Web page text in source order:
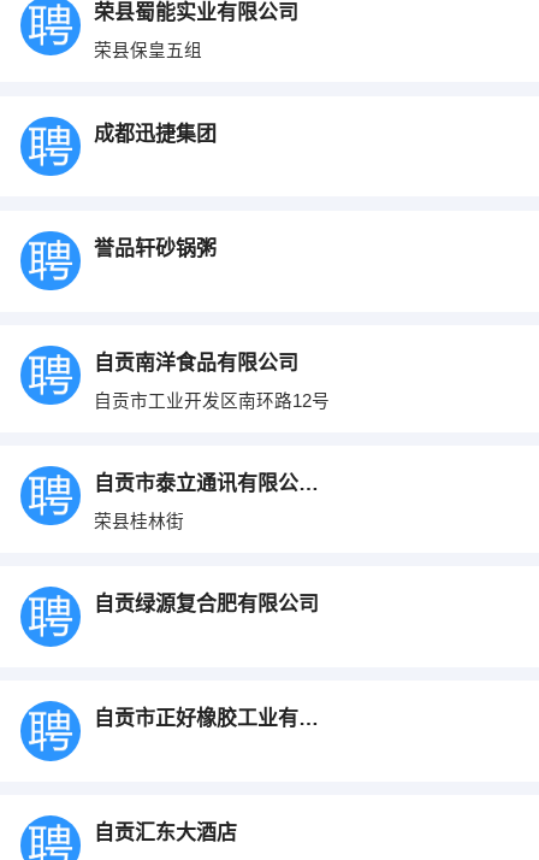
荣县蜀能实业有限公司
荣县保皇五组
成都迅捷集团
誉品轩砂锅粥
自贡南洋食品有限公司
自贡市工业开发区南环路12号
自贡市泰立通讯有限公司荣县分公司
荣县桂林街
自贡绿源复合肥有限公司
自贡市正好橡胶工业有限公司
自贡汇东大酒店